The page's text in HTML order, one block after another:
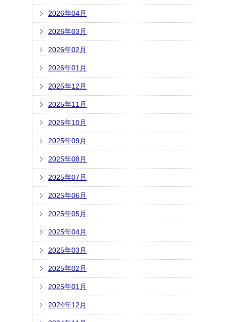
2026年04月
2026年03月
2026年02月
2026年01月
2025年12月
2025年11月
2025年10月
2025年09月
2025年08月
2025年07月
2025年06月
2025年05月
2025年04月
2025年03月
2025年02月
2025年01月
2024年12月